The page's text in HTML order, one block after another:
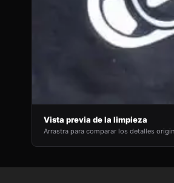
Vista previa de la limpieza
Arrastra para comparar los detalles